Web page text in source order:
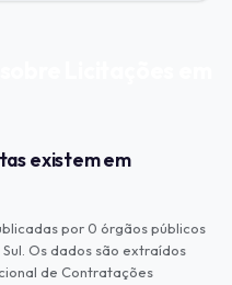
existem em
por 0 órgãos públicos
Os dados são extraídos
de Contratações